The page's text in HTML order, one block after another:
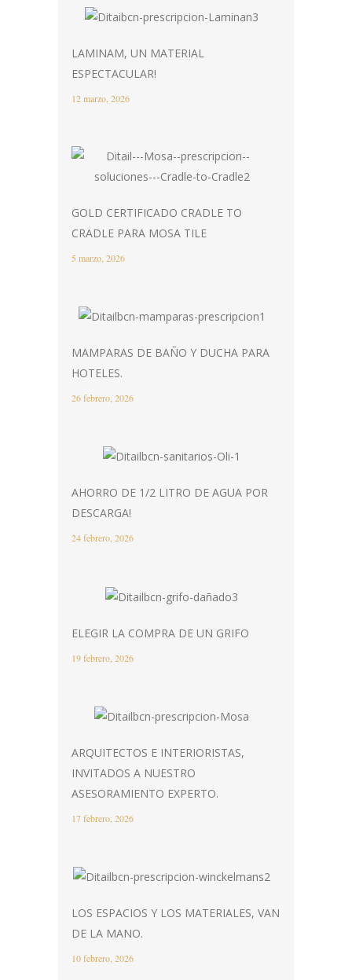
LAMINAM, UN MATERIAL
ESPECTACULAR!
12 marzo, 2026
GOLD CERTIFICADO CRADLE TO
CRADLE PARA MOSA TILE
5 marzo, 2026
MAMPARAS DE BAÑO Y DUCHA PARA
HOTELES.
26 febrero, 2026
AHORRO DE 1/2 LITRO DE AGUA POR
DESCARGA!
24 febrero, 2026
ELEGIR LA COMPRA DE UN GRIFO
19 febrero, 2026
ARQUITECTOS E INTERIORISTAS,
INVITADOS A NUESTRO
ASESORAMIENTO EXPERTO.
17 febrero, 2026
LOS ESPACIOS Y LOS MATERIALES, VAN
DE LA MANO.
10 febrero, 2026